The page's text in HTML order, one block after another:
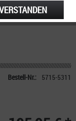
Bestell-Nr.: 5715-5311